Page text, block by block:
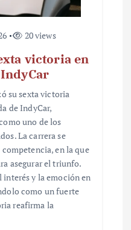
20 views
victoria en
su sexta victoria
de IndyCar,
uno de los
La carrera se
en la que
asegurar el triunfo.
interés y la emoción en
como un fuerte
reafirma la